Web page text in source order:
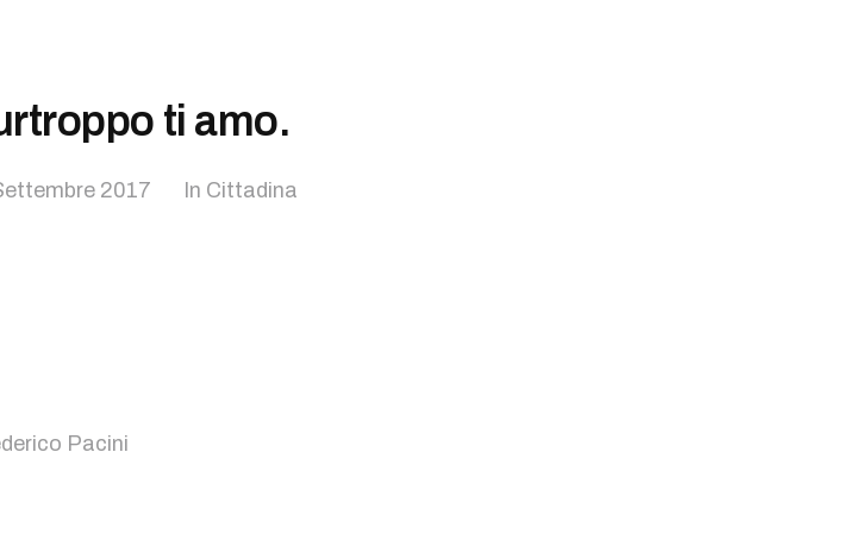
ti amo.
2017 In Cittadina
Pacini